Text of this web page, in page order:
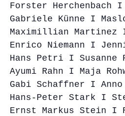
Forster Herchenbach
Gabriele Künne I
Maximillian Martinez
Enrico Niemann I
Hans Petri I Susanne
Ayumi Rahn I Maja
Gabi Schaffner I
Hans-Peter Stark I
Ernst Markus Stein I